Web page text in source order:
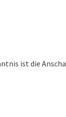
ist die